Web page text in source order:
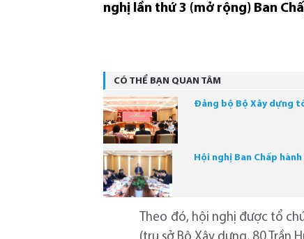
nghị lần thứ 3 (mở rộng) Ban
CÓ THỂ BẠN QUAN TÂM
Đảng bộ Bộ Xây dựng
Hội nghị Ban Chấp
Theo đó, hội nghị được tổ